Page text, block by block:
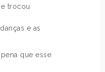
trocou
e as
que esse